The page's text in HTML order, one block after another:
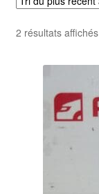
2 résultats affichés